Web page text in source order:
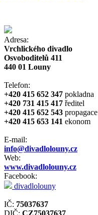
Adresa:
Vrchlického divadlo
Osvoboditelů 411
440 01 Louny
Telefon:
+420 415 652 347 pokladna
+420 731 415 417 ředitel
+420 415 652 543 propagace
+420 415 653 141 ekonom
E-mail:
info@divadlolouny.cz
Web:
www.divadlolouny.cz
Facebook:
divadlolouny
IČ: 75037637
DIČ: CZ75037637